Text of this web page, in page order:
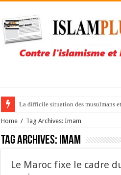
La difficile situation des musulmans
Home / Tag Archives: Imam
Tag Archives: Imam
Le Maroc fixe le cadre